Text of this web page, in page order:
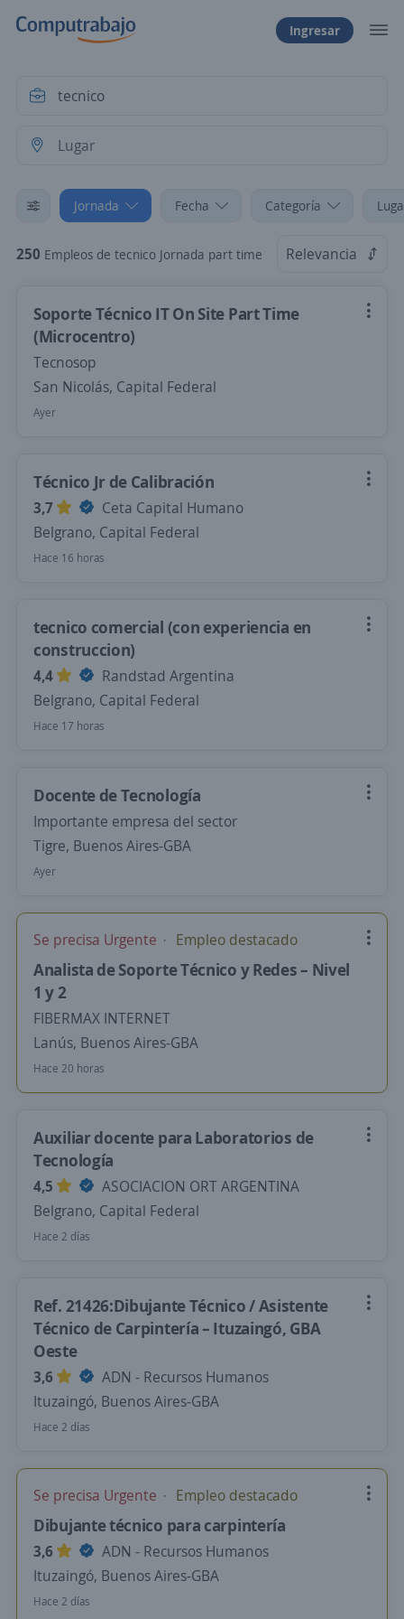
Ingresar
Jornada Fecha Categoría
250 Empleos de tecnico Jornada part time Relevancia
Soporte Técnico IT On Site Part Time
(Microcentro)
Tecnosop
San Nicolás, Capital Federal
Ayer
Técnico Jr de Calibración
3,7
Ceta Capital Humano
Belgrano, Capital Federal
Hace 16 horas
tecnico comercial (con experiencia en
construccion)
4,4
Randstad Argentina
Belgrano, Capital Federal
Hace 17 horas
Docente de Tecnología
Importante empresa del sector
Tigre, Buenos Aires-GBA
Ayer
Se precisa Urgente Empleo destacado
Analista de Soporte Técnico y Redes – Nivel
1 y 2
FIBERMAX INTERNET
Lanús, Buenos Aires-GBA
Hace 20 horas
Auxiliar docente para Laboratorios de
Tecnología
4,5
ASOCIACION ORT ARGENTINA
Belgrano, Capital Federal
Hace 2 días
Ref. 21426:Dibujante Técnico / Asistente
Técnico de Carpintería – Ituzaingó, GBA
Oeste
3,6
ADN - Recursos Humanos
Ituzaingó, Buenos Aires-GBA
Hace 2 días
Se precisa Urgente Empleo destacado
Dibujante técnico para carpintería
3,6
ADN - Recursos Humanos
Ituzaingó, Buenos Aires-GBA
Hace 2 días